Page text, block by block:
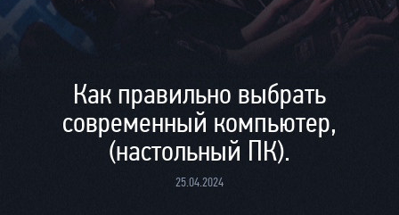
25.04.2024
Как правильно выбрать
современный компьютер,
(настольный ПК).